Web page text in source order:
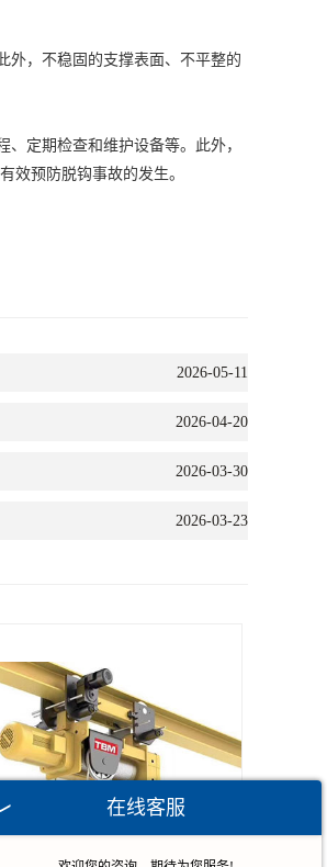
，不稳固的支撑表面、不平整的
定期检查和维护设备等。此外，
效预防脱钩事故的发生。
2026-05-11
2026-04-20
2026-03-30
2026-03-23
在线客服